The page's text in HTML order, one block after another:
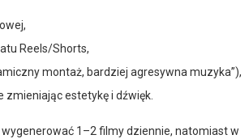
Reels/Shorts,
montaż, bardziej agresywna muzyka”),
estetykę i dźwięk.
1–2 filmy dziennie, natomiast w